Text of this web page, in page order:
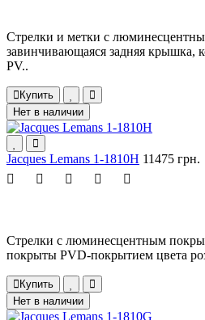
Стрелки и метки с
завинчивающаяся задняя крышка,
PV..
Купить
Нет в наличии
Jacques Lemans 1-1810H 11475 грн.
Стрелки с люминесцентным
покрыты PVD-покрытием цвета
Купить
Нет в наличии